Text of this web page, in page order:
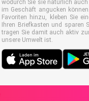
wodurch Sie sie natürlich
im Geschäft angucken
Favoriten hinzu, kleben Sie
Ihren Briefkasten und sparen
tragen Sie damit auch aktiv
unsere Umwelt ist.